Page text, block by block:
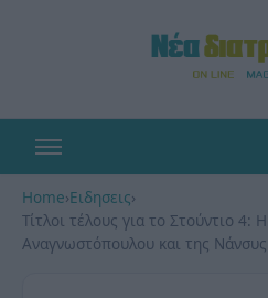
Home›Ειδησεις›
Τίτλοι τέλους για το Στούντιο
Αναγνωστόπουλου και της